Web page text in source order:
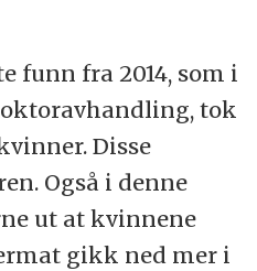
funn fra 2014, som i
tok
Disse
Også i denne
ut at kvinnene
gikk ned mer i